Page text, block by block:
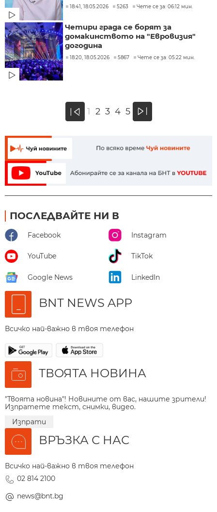
18:41, 18.05.2026 5263 Чете се за: 06:12 мин.
Четири града се борят за
домакинството на "Евровизия"
догодина
18:20, 18.05.2026 5867 Чете се за: 05:22 мин.
« 1 2 3 4 5 »
ПОСЛЕДВАЙТЕ НИ В
Facebook Instagram
YouTube TikTok
Google News LinkedIn
BNT NEWS APP
Всичко най-важно в твоя телефон
ТВОЯТА НОВИНА
"Твоята новина"! Новините от вас, нашите зрители!
Изпратете текст, снимки, видео.
Изпрати
ВРЪЗКА С НАС
Всичко най-важно в твоя телефон
02 814 2100
news@bnt.bg